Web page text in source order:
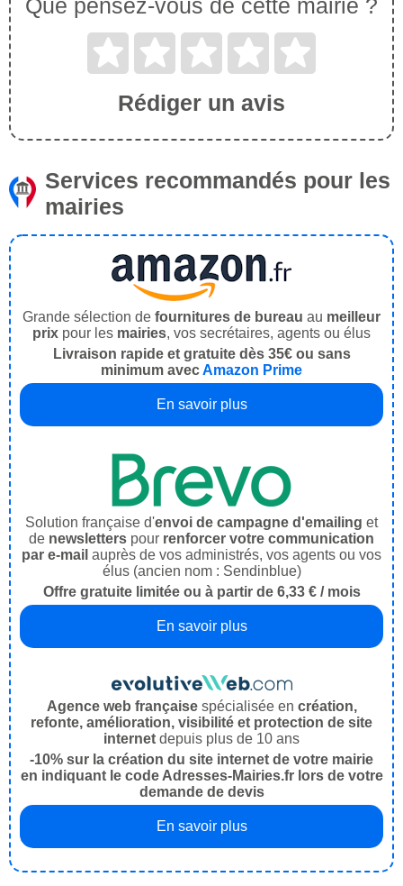
Que pensez-vous de cette mairie ?
Rédiger un avis
Services recommandés pour les
mairies
Grande sélection de fournitures de bureau au meilleur
prix pour les mairies, vos secrétaires, agents ou élus
Livraison rapide et gratuite dès 35€ ou sans
minimum avecAmazon Prime
En savoir plus
Solution française d'envoi de campagne d'emailing et
de newsletters pour renforcer votre communication
par e-mail auprès de vos administrés, vos agents ou vos
élus (ancien nom : Sendinblue)
Offre gratuite limitée ou à partir de 6,33 € / mois
En savoir plus
Agence web françaisespécialisée en création,
refonte, amélioration, visibilité et protection de site
internet depuis plus de 10 ans
-10% sur la création du site internet de votre mairie
en indiquant le code Adresses-Mairies.fr lors de votre
demande de devis
En savoir plus